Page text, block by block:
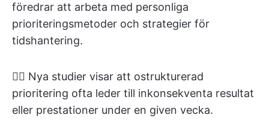
föredrar att arbeta med personliga
prioriteringsmetoder och strategier för
tidshantering.
👉🏽 Nya studier visar att ostrukturerad
prioritering ofta leder till inkonsekventa resultat
eller prestationer under en given vecka.